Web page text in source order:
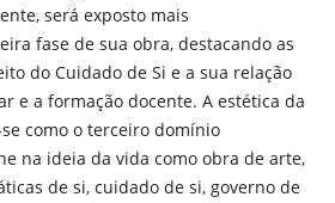
será exposto mais
fase de sua obra, destacando as
do Cuidado de Si e a sua relação
e a formação docente. A estética da
como o terceiro domínio
na ideia da vida como obra de arte,
de si, cuidado de si, governo de